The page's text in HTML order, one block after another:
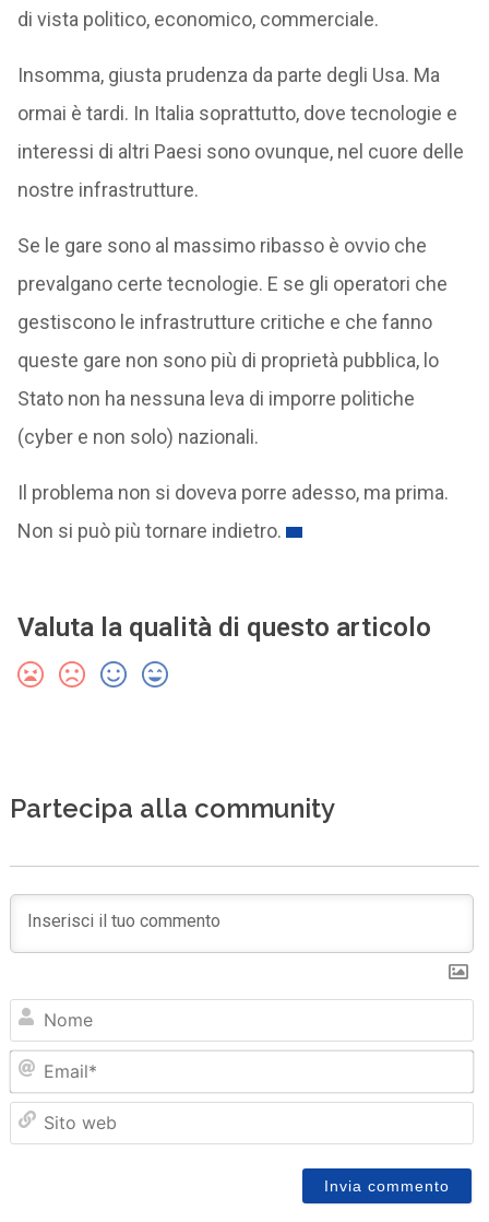
di vista politico, economico, commerciale.
Insomma, giusta prudenza da parte degli Usa. Ma
ormai è tardi. In Italia soprattutto, dove tecnologie e
interessi di altri Paesi sono ovunque, nel cuore delle
nostre infrastrutture.
Se le gare sono al massimo ribasso è ovvio che
prevalgano certe tecnologie. E se gli operatori che
gestiscono le infrastrutture critiche e che fanno
queste gare non sono più di proprietà pubblica, lo
Stato non ha nessuna leva di imporre politiche
(cyber e non solo) nazionali.
Il problema non si doveva porre adesso, ma prima.
Non si può più tornare indietro.
Valuta la qualità di questo articolo
Partecipa alla community